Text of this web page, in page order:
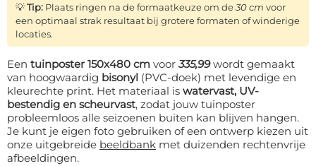
💡Tip: Plaats ringen na de formaatkeuze om de30 cm voor
een optimaal strak resultaat bij grotere formaten of winderige
locaties.
Een tuinposter 150x480 cm voor335,99wordt gemaakt
van hoogwaardig bisonyl (PVC-doek) met levendige en
kleurechte print. Het materiaal is watervast, UV-
bestendig en scheurvast, zodat jouw tuinposter
probleemloos alle seizoenen buiten kan blijven hangen.
Je kunt je eigen foto gebruiken of een ontwerp kiezen uit
onze uitgebreide beeldbank met duizenden rechtenvrije
afbeeldingen.